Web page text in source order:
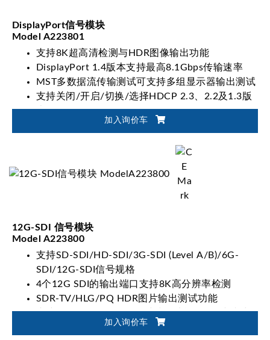
DisplayPort信号模块
Model A223801
支持8K超高清检测与HDR图像输出功能
DisplayPort 1.4版本支持最高8.1Gbps传输速率
MST多数据流传输测试可支持多组显示器输出测试
支持关闭/开启/切换/选择HDCP 2.3、2.2及1.3版
本
加入询价车
12G-SDI 信号模块
Model A223800
支持SD-SDI/HD-SDI/3G-SDI (Level A/B)/6G-
SDI/12G-SDI信号规格
4个12G SDI的输出端口支持8K高分辨率检测
SDR-TV/HLG/PQ HDR图片输出测试功能
内建Video Payload ID即时编辑功能、画面切割与
Time code设定功能
加入询价车